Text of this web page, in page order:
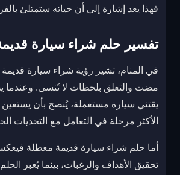
فهذا يعد إشارة إلى أن حياته ستمتلئ
تفسير حلم شراء سيارة
في المنام، تشير رؤية شراء سيارة قديمة
مضت والتعلق بلحظات لا تُنسى. وعندما
يقتني سيارة مستعملة، يُنصح بأن يستعين
الأكثر مرحلة في التعامل مع التحديات
أما حلم شراء سيارة قديمة معطلة
تحقيق الأهداف والرغبات، بينما يُعبر